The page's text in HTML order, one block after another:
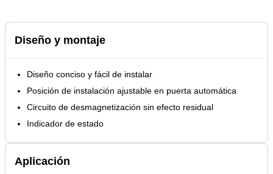
Diseño y montaje
Diseño conciso y fácil de instalar
Posición de instalación ajustable en puerta automática
Circuito de desmagnetización sin efecto residual
Indicador de estado
Aplicación